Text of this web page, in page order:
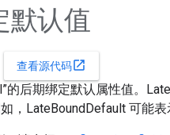
默认值
查看源代码open_in_new
的后期绑定默认属性值。
，LateBoundDefault 可能